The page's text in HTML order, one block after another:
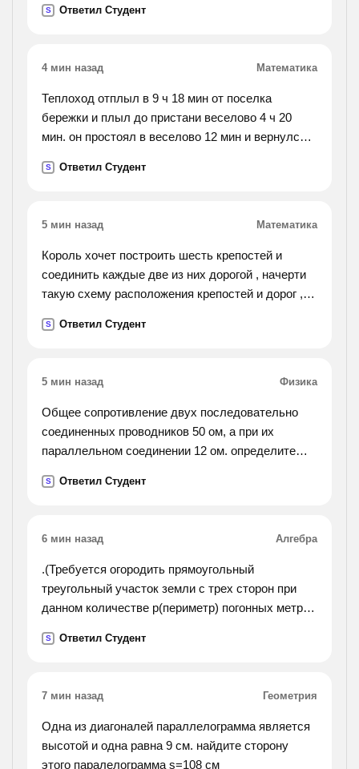
вклада был открыт счет в 80 000 рублей,
течение 2 лет. какой доход был получен по
истечении этого срока?).
S Ответил Студент
4 мин назад Математика
Теплоход отплыл в 9 ч 18 мин от поселка
бережки и плыл до пристани веселово 4 ч 20
мин. он простоял в веселово 12 мин и вернулся в
часу теплоход вернулся обратно?
S Ответил Студент
5 мин назад Математика
Король хочет построить шесть крепостей и
соединить каждые две из них дорогой , начерти
такую схему расположения крепостей и дорог ,
каждом них пересекались только две дороги
S Ответил Студент
5 мин назад Физика
Общее сопротивление двух последовательно
соединенных проводников 50 ом, а при их
параллельном соединении 12 ом. определите
S Ответил Студент
6 мин назад Алгебра
.(Требуется огородить прямоугольный
треугольный участок земли с трех сторон при
данном количестве p(периметр) погонных метров
его площадь будет наибольшей, если четвертая
S Ответил Студент
7 мин назад Геометрия
Одна из диагоналей параллелограмма является
высотой и одна равна 9 см. найдите сторону
этого паралелограмма s=108 см